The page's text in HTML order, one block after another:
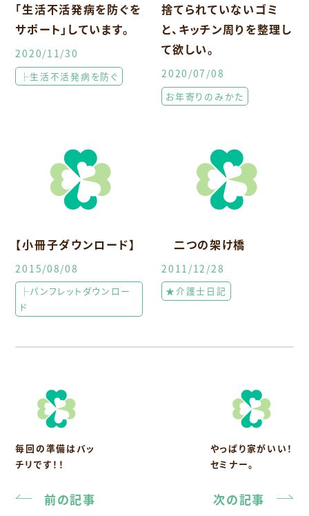
「生活不活発病を防ぐを
サポート」しています。
2020/11/30
├生活不活発病を防ぐ
捨てられていないゴミ
と、キッチン周りを整理し
て欲しい。
2020/07/08
お年寄りのみかた
【小冊子ダウンロード】
2015/08/08
├パンフレットダウンロー
ド
二つの架け橋
2011/12/28
★介護士日記
毎回の準備はバッ
チリです！！
前の記事
やっぱり家がいい！
セミナー。
次の記事